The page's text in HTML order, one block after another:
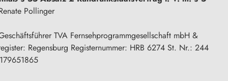
Pollinger
TVA Fernsehprogrammgesellschaft mbH &
Regensburg Registernummer: HRB 6274 St. Nr.: 244